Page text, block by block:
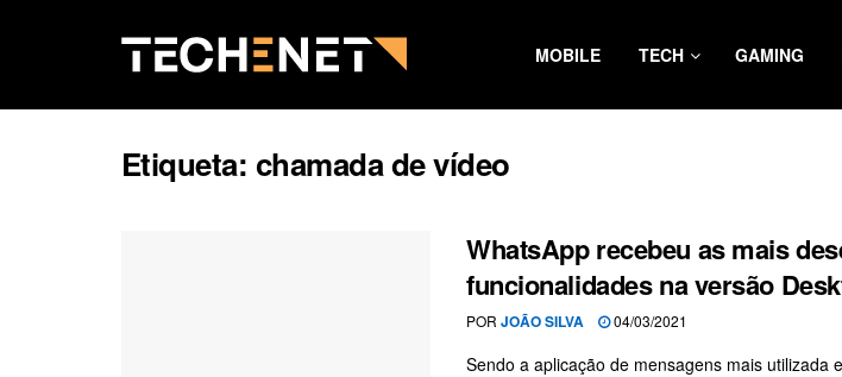
MOBILE TECH GAMING
Etiqueta: chamada de vídeo
WhatsApp recebeu as mais
funcionalidades na versão
POR JOÃO SILVA 04/03/2021
Sendo a aplicação de mensagens mais utilizada